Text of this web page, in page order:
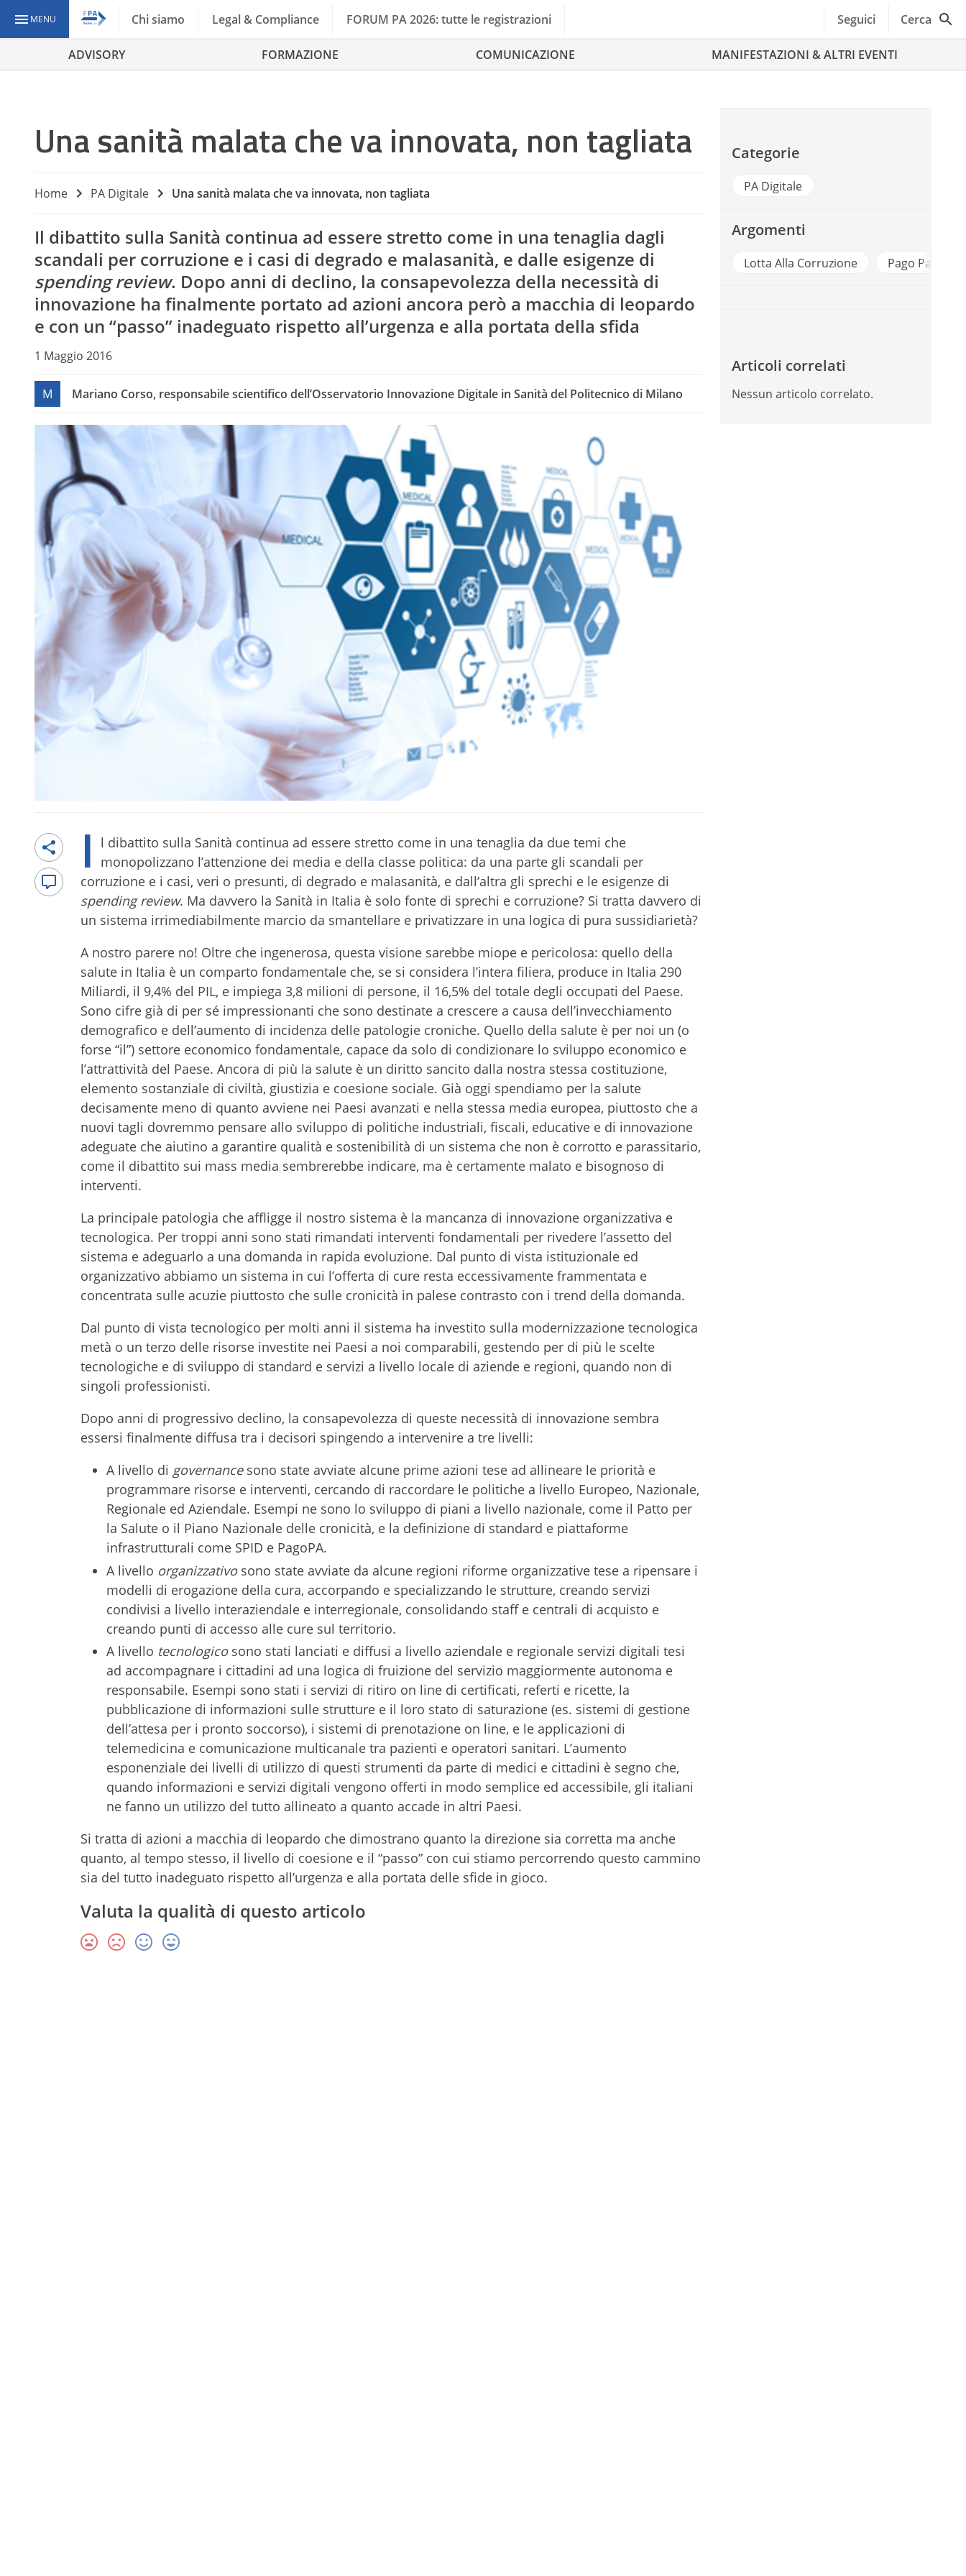
MENU Chi siamo Legal & Compliance FORUM PA 2026: tutte le registrazioni Seguici Cerca
ADVISORY FORMAZIONE COMUNICAZIONE MANIFESTAZIONI & ALTRI EVENTI
Una sanità malata che va innovata, non tagliata
Home PA Digitale Una sanità malata che va innovata, non tagliata
Il dibattito sulla Sanità continua ad essere stretto come in una tenaglia dagli
scandali per corruzione e i casi di degrado e malasanità, e dalle esigenze di
spending review. Dopo anni di declino, la consapevolezza della necessità di
innovazione ha finalmente portato ad azioni ancora però a macchia di leopardo
e con un “passo” inadeguato rispetto all’urgenza e alla portata della sfida
1 Maggio 2016
M Mariano Corso, responsabile scientifico dell’Osservatorio Innovazione Digitale in Sanità del Politecnico di Milano
I
l dibattito sulla Sanità continua ad essere stretto come in una tenaglia da due temi che
monopolizzano l’attenzione dei media e della classe politica: da una parte gli scandali per
corruzione e i casi, veri o presunti, di degrado e malasanità, e dall’altra gli sprechi e le esigenze di
spending review. Ma davvero la Sanità in Italia è solo fonte di sprechi e corruzione? Si tratta davvero di
un sistema irrimediabilmente marcio da smantellare e privatizzare in una logica di pura sussidiarietà?
A nostro parere no! Oltre che ingenerosa, questa visione sarebbe miope e pericolosa: quello della
salute in Italia è un comparto fondamentale che, se si considera l’intera filiera, produce in Italia 290
Miliardi, il 9,4% del PIL, e impiega 3,8 milioni di persone, il 16,5% del totale degli occupati del Paese.
Sono cifre già di per sé impressionanti che sono destinate a crescere a causa dell’invecchiamento
demografico e dell’aumento di incidenza delle patologie croniche. Quello della salute è per noi un (o
forse “il”) settore economico fondamentale, capace da solo di condizionare lo sviluppo economico e
l’attrattività del Paese. Ancora di più la salute è un diritto sancito dalla nostra stessa costituzione,
elemento sostanziale di civiltà, giustizia e coesione sociale. Già oggi spendiamo per la salute
decisamente meno di quanto avviene nei Paesi avanzati e nella stessa media europea, piuttosto che a
nuovi tagli dovremmo pensare allo sviluppo di politiche industriali, fiscali, educative e di innovazione
adeguate che aiutino a garantire qualità e sostenibilità di un sistema che non è corrotto e parassitario,
come il dibattito sui mass media sembrerebbe indicare, ma è certamente malato e bisognoso di
interventi.
La principale patologia che affligge il nostro sistema è la mancanza di innovazione organizzativa e
tecnologica. Per troppi anni sono stati rimandati interventi fondamentali per rivedere l’assetto del
sistema e adeguarlo a una domanda in rapida evoluzione. Dal punto di vista istituzionale ed
organizzativo abbiamo un sistema in cui l’offerta di cure resta eccessivamente frammentata e
concentrata sulle acuzie piuttosto che sulle cronicità in palese contrasto con i trend della domanda.
Dal punto di vista tecnologico per molti anni il sistema ha investito sulla modernizzazione tecnologica
metà o un terzo delle risorse investite nei Paesi a noi comparabili, gestendo per di più le scelte
tecnologiche e di sviluppo di standard e servizi a livello locale di aziende e regioni, quando non di
singoli professionisti.
Dopo anni di progressivo declino, la consapevolezza di queste necessità di innovazione sembra
essersi finalmente diffusa tra i decisori spingendo a intervenire a tre livelli:
A livello di governancesono state avviate alcune prime azioni tese ad allineare le priorità e
programmare risorse e interventi, cercando di raccordare le politiche a livello Europeo, Nazionale,
Regionale ed Aziendale. Esempi ne sono lo sviluppo di piani a livello nazionale, come il Patto per
la Salute o il Piano Nazionale delle cronicità, e la definizione di standard e piattaforme
infrastrutturali come SPID e PagoPA.
A livello organizzativosono state avviate da alcune regioni riforme organizzative tese a ripensare i
modelli di erogazione della cura, accorpando e specializzando le strutture, creando servizi
condivisi a livello interaziendale e interregionale, consolidando staff e centrali di acquisto e
creando punti di accesso alle cure sul territorio.
A livello tecnologico sono stati lanciati e diffusi a livello aziendale e regionale servizi digitali tesi
ad accompagnare i cittadini ad una logica di fruizione del servizio maggiormente autonoma e
responsabile. Esempi sono stati i servizi di ritiro on line di certificati, referti e ricette, la
pubblicazione di informazioni sulle strutture e il loro stato di saturazione (es. sistemi di gestione
dell’attesa per i pronto soccorso), i sistemi di prenotazione on line, e le applicazioni di
telemedicina e comunicazione multicanale tra pazienti e operatori sanitari. L’aumento
esponenziale dei livelli di utilizzo di questi strumenti da parte di medici e cittadini è segno che,
quando informazioni e servizi digitali vengono offerti in modo semplice ed accessibile, gli italiani
ne fanno un utilizzo del tutto allineato a quanto accade in altri Paesi.
Si tratta di azioni a macchia di leopardo che dimostrano quanto la direzione sia corretta ma anche
quanto, al tempo stesso, il livello di coesione e il “passo” con cui stiamo percorrendo questo cammino
sia del tutto inadeguato rispetto all’urgenza e alla portata delle sfide in gioco.
Valuta la qualità di questo articolo
Categorie
PA Digitale
Argomenti
Cantiere Sanita Lotta Alla Corruzione Pago Pa
Articoli correlati
Nessun articolo correlato.